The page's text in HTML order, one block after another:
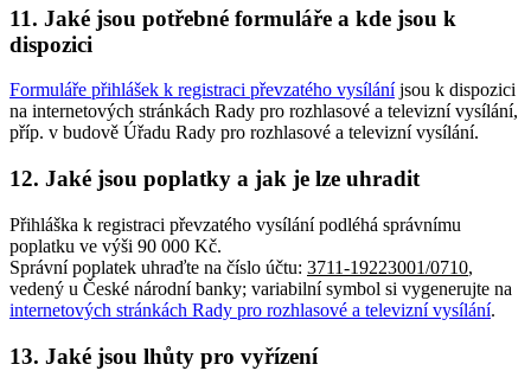
11. Jaké jsou potřebné formuláře a kde jsou k
dispozici
Formuláře přihlášek k registraci převzatého vysíláníjsou k dispozici
na internetových stránkách Rady pro rozhlasové a televizní vysílání,
příp. v budově Úřadu Rady pro rozhlasové a televizní vysílání.
12. Jaké jsou poplatky a jak je lze uhradit
Přihláška k registraci převzatého vysílání podléhá správnímu
poplatku ve výši 90 000 Kč.
Správní poplatek uhraďte na číslo účtu: 3711-19223001/0710,
vedený u České národní banky; variabilní symbol si vygenerujte na
internetových stránkách Rady pro rozhlasové a televizní vysílání.
13. Jaké jsou lhůty pro vyřízení